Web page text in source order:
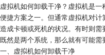
虚拟机如何卸载干净？虚拟机是一
便捷方案之一。但通常虚拟机对
造成卡顿或死机的状况。有时则
既然是两个系统，那么就有可能需
一、虚拟机如何卸载干净